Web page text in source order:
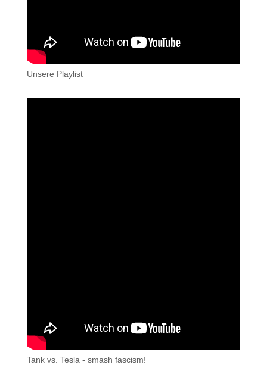
Unsere Playlist
Tank vs. Tesla - smash fascism!